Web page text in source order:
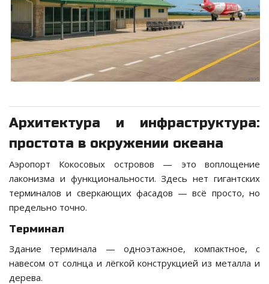
Архитектура и инфраструктура:
простота в окружении океана
Аэропорт Кокосовых островов — это воплощение
лаконизма и функциональности. Здесь нет гигантских
терминалов и сверкающих фасадов — всё просто, но
предельно точно.
Терминал
Здание терминала — одноэтажное, компактное, с
навесом от солнца и лёгкой конструкцией из металла и
дерева.